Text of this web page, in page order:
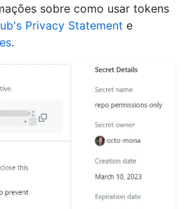
sobre como usar tokens
Privacy Statement e
.